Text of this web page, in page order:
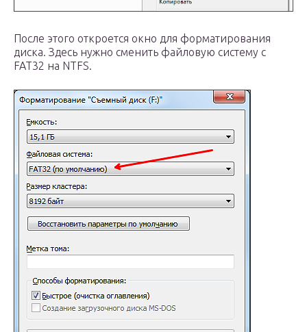
После этого откроется окно для форматирования
диска. Здесь нужно сменить файловую систему с
FAT32 на NTFS.